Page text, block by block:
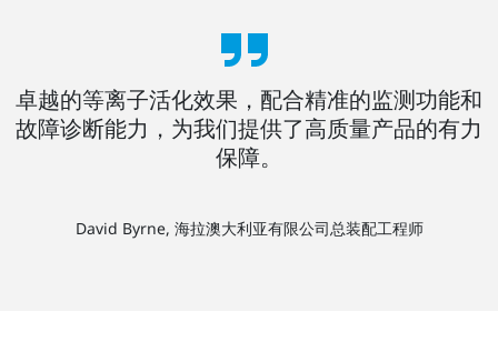
卓越的等离子活化效果，配合精准的监测功能和
故障诊断能力，为我们提供了高质量产品的有力
保障。
David Byrne, 海拉澳大利亚有限公司总装配工程师